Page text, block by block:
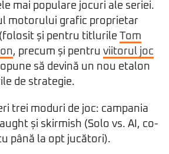
mai populare jocuri ale seriei.
motorului grafic proprietar
și pentru titlurile
Tom
, precum și pentru viitorul joc
să devină un nou etalon
de strategie.
trei moduri de joc: campania
și skirmish (Solo vs. AI, co-
până la opt jucători).